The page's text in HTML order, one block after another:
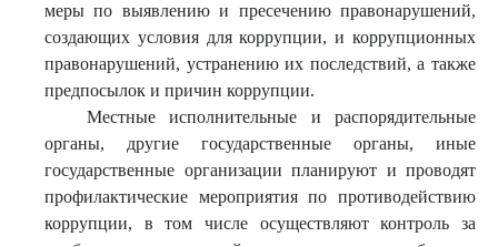
меры по выявлению и пресечению правонарушений,
создающих условия для коррупции, и коррупционных
правонарушений, устранению их последствий, а также
предпосылок и причин коррупции.
Местные исполнительные и распорядительные
органы, другие государственные органы, иные
государственные организации планируют и проводят
профилактические мероприятия по противодействию
коррупции, в том числе осуществляют контроль за